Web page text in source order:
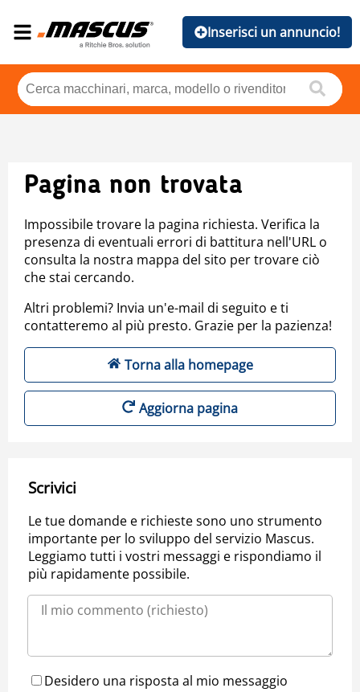
Inserisci un annuncio!
Pagina non trovata
Impossibile trovare la pagina richiesta. Verifica la
presenza di eventuali errori di battitura nell'URL o
consulta la nostra mappa del sito per trovare ciò
che stai cercando.
Altri problemi? Invia un'e-mail di seguito e ti
contatteremo al più presto. Grazie per la pazienza!
Torna alla homepage
Aggiorna pagina
Scrivici
Le tue domande e richieste sono uno strumento
importante per lo sviluppo del servizio Mascus.
Leggiamo tutti i vostri messaggi e rispondiamo il
più rapidamente possibile.
Desidero una risposta al mio messaggio